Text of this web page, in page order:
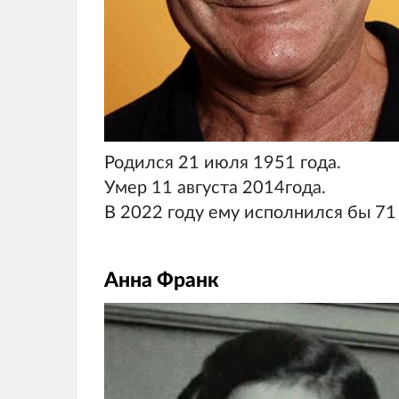
Родился 21 июля 1951 года.
Умер 11 августа 2014года.
В 2022 году ему исполнился бы 71
Анна Франк